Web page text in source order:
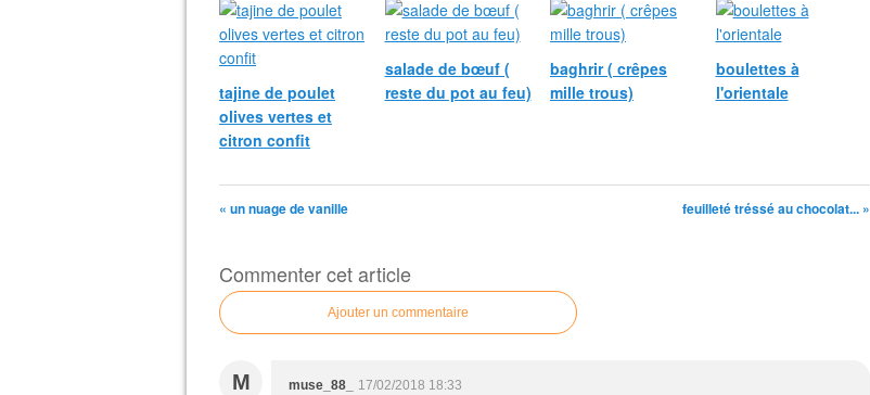
tajine de poulet
olives vertes et
citron confit
salade de bœuf (
reste du pot au feu)
baghrir ( crêpes
mille trous)
boulettes à
l'orientale
« un nuage de vanille feuilleté tréssé au chocolat... »
Commenter cet article
Ajouter un commentaire
M muse_88_
17/02/2018 18:33